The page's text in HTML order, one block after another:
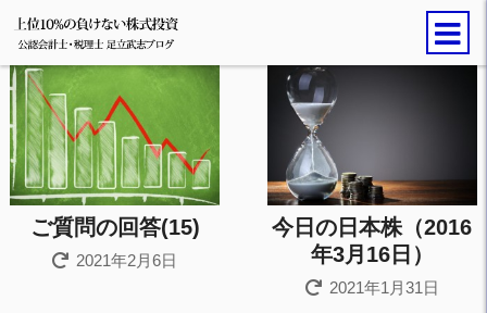
ご質問の回答(15)
2021年2月6日
今日の日本株（2016
年3月16日）
2021年1月31日